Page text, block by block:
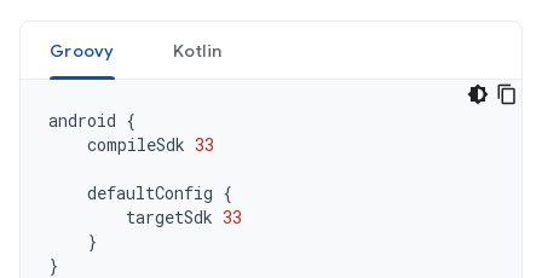
Groovy Kotlin
android {
compileSdk 33
defaultConfig {
targetSdk 33
}
}